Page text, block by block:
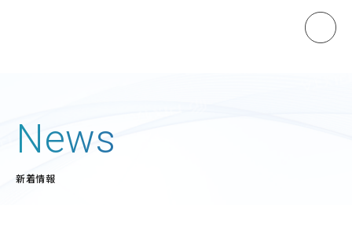
製品情報
News
新着情報